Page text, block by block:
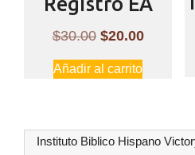
$30.00 El
precio
original
$20.00El
Añadir al carrito
Instituto Biblico Hispano